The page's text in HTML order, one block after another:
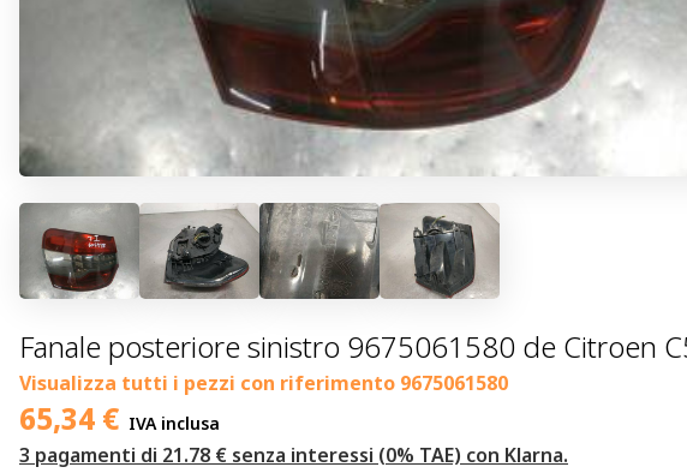
Fanale posteriore sinistro 9675061580 de Citroen
Visualizza tutti i pezzi con riferimento 9675061580
65,34 € IVA inclusa
3 pagamenti di 21.78 € senza interessi (0% TAE) con Klarna.